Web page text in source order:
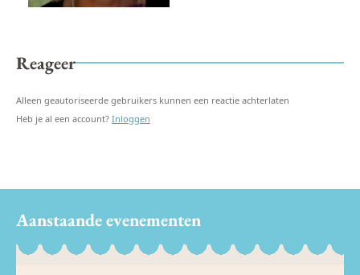
Reageer
Alleen geautoriseerde gebruikers kunnen een reactie achterlaten
Heb je al een account? Inloggen
Aanstaande evenementen